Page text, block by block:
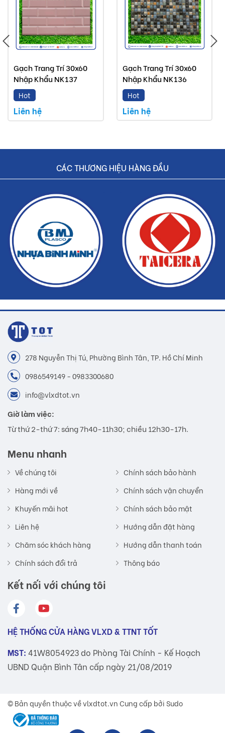
Gạch Trang Trí 30x60
Nhập Khẩu NK137
Hot
Liên hệ
Gạch Trang Trí 30x60
Nhập Khẩu NK136
Hot
Liên hệ
CÁC THƯƠNG HIỆU HÀNG ĐẦU
278 Nguyễn Thị Tú, Phường Bình Tân, TP. Hồ Chí Minh
0986549149 - 0983300680
info@vlxdtot.vn
Giờ làm việc:
Từ thứ 2-thứ 7: sáng 7h40-11h30; chiều 12h30-17h.
Menu nhanh
Về chúng tôi
Hàng mới về
Khuyến mãi hot
Liên hệ
Chăm sóc khách hàng
Chính sách đổi trả
Chính sách bảo hành
Chính sách vận chuyển
Chính sách bảo mật
Hướng dẫn đặt hàng
Hướng dẫn thanh toán
Thông báo
Kết nối với chúng tôi
HỆ THỐNG CỬA HÀNG VLXD & TTNT TỐT
MST: 41W8054923 do Phòng Tài Chính - Kế Hoạch
UBND Quận Bình Tân cấp ngày 21/08/2019
© Bản quyền thuộc vềvlxdtot.vnCung cấp bởi Sudo